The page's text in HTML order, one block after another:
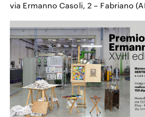
via Ermanno Casoli, 2 – Fabriano